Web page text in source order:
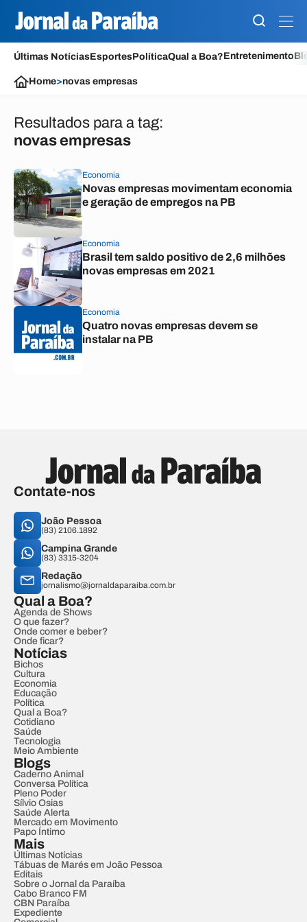
Últimas NotíciasEsportesPolíticaQual a Boa?Entretenimento
Home>novas empresas
Resultados para a tag:
novas empresas
Economia
Novas empresas movimentam economia
e geração de empregos na PB
Economia
Brasil tem saldo positivo de 2,6 milhões
novas empresas em 2021
Economia
Quatro novas empresas devem se
instalar na PB
Contate-nos
João Pessoa
(83) 2106.1892
Campina Grande
(83) 3315-3204
Redação
jornalismo@jornaldaparaiba.com.br
Qual a Boa?
Agenda de Shows
O que fazer?
Onde comer e beber?
Onde ficar?
Notícias
Bichos
Cultura
Economia
Educação
Política
Qual a Boa?
Cotidiano
Saúde
Tecnologia
Meio Ambiente
Blogs
Caderno Animal
Conversa Política
Pleno Poder
Sílvio Osias
Saúde Alerta
Mercado em Movimento
Papo Íntimo
Mais
Últimas Notícias
Tábuas de Marés em João Pessoa
Editais
Sobre o Jornal da Paraíba
Cabo Branco FM
CBN Paraíba
Expediente